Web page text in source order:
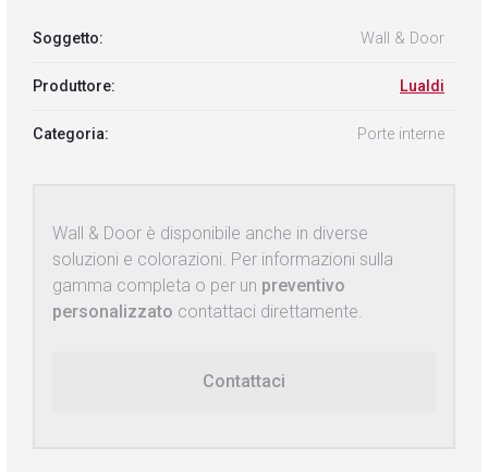
Soggetto: Wall & Door
Produttore: Lualdi
Categoria: Porte interne
Wall & Door è disponibile anche in diverse
soluzioni e colorazioni. Per informazioni sulla
gamma completa o per un preventivo
personalizzato contattaci direttamente.
Contattaci